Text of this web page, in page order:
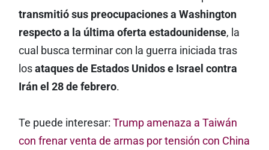
transmitió sus preocupaciones a Washington
respecto a la última oferta estadounidense, la
cual busca terminar con la guerra iniciada tras
los ataques de Estados Unidos e Israel contra
Irán el 28 de febrero.
Te puede interesar: Trump amenaza a Taiwán
con frenar venta de armas por tensión con China